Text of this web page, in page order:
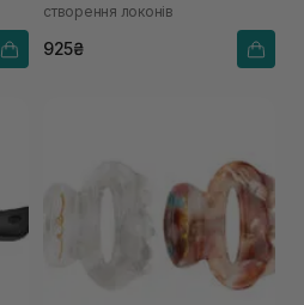
створення локонів
925₴